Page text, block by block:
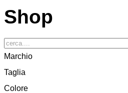
Shop
Marchio
Taglia
Colore